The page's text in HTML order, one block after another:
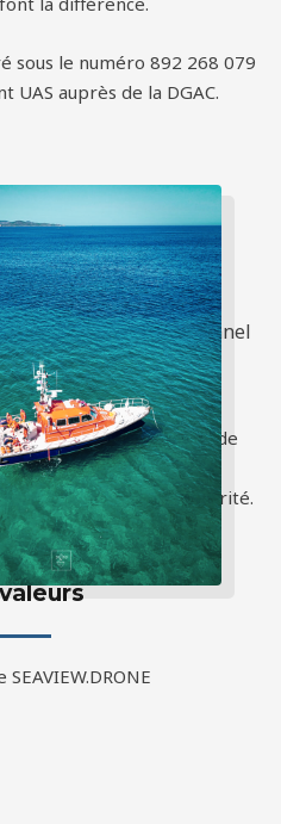
sous le numéro 892 268 079
auprès de la DGAC.
est télépilote professionnel
depuis 2020.
de Drone lui permet de
en anticipant les
les procédures de sécurité.